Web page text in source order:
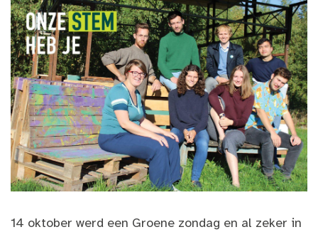
14 oktober werd een Groene zondag en al zeker in